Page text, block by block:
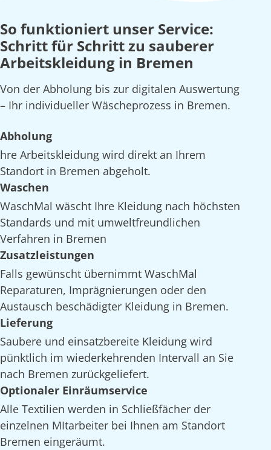
So funktioniert unser Service:
Schritt für Schritt zu sauberer
Arbeitskleidung in Bremen
Von der Abholung bis zur digitalen Auswertung
– Ihr individueller Wäscheprozess in Bremen.
Abholung
hre Arbeitskleidung wird direkt an Ihrem
Standort in Bremen abgeholt.
Waschen
WaschMal wäscht Ihre Kleidung nach höchsten
Standards und mit umweltfreundlichen
Verfahren in Bremen
Zusatzleistungen
Falls gewünscht übernimmt WaschMal
Reparaturen, Imprägnierungen oder den
Austausch beschädigter Kleidung in Bremen.
Lieferung
Saubere und einsatzbereite Kleidung wird
pünktlich im wiederkehrenden Intervall an Sie
nach Bremen zurückgeliefert.
Optionaler Einräumservice
Alle Textilien werden in Schließfächer der
einzelnen MItarbeiter bei Ihnen am Standort
Bremen eingeräumt.